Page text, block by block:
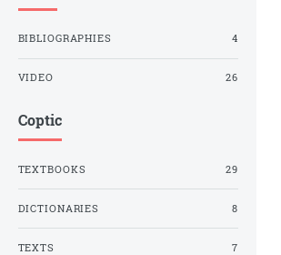
BIBLIOGRAPHIES 4
VIDEO 26
Coptic
TEXTBOOKS 29
DICTIONARIES 8
TEXTS 7